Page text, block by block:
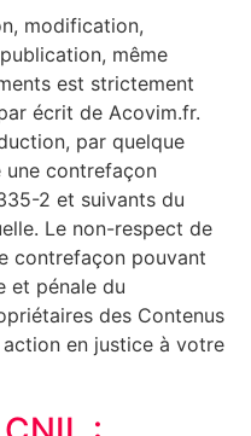
modification,
même
est strictement
écrit de Acovim.fr.
par quelque
contrefaçon
2 et suivants du
Le non-respect de
contrefaçon pouvant
et pénale du
des Contenus
en justice à votre